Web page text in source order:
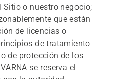
o nuestro negocio;
que están
de licencias o
de tratamiento
de protección de los
se reserva el